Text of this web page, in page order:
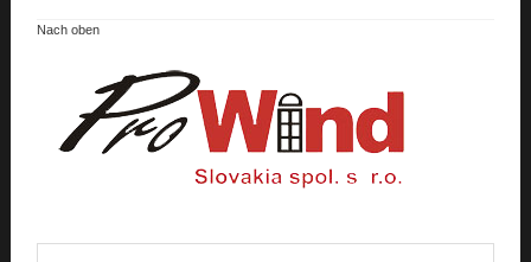
Nach oben